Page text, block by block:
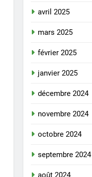
avril 2025
mars 2025
février 2025
janvier 2025
décembre 2024
novembre 2024
octobre 2024
septembre 2024
août 2024